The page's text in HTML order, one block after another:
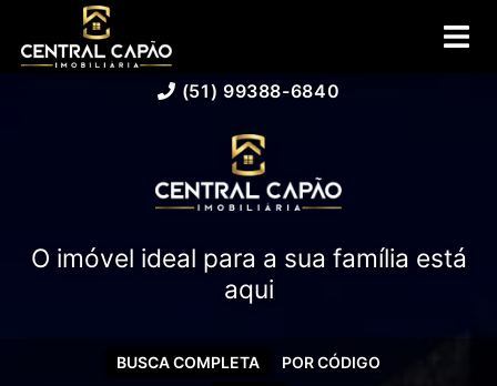
(51) 99388-6840
O imóvel ideal para a sua família está
aqui
BUSCA COMPLETA POR CÓDIGO